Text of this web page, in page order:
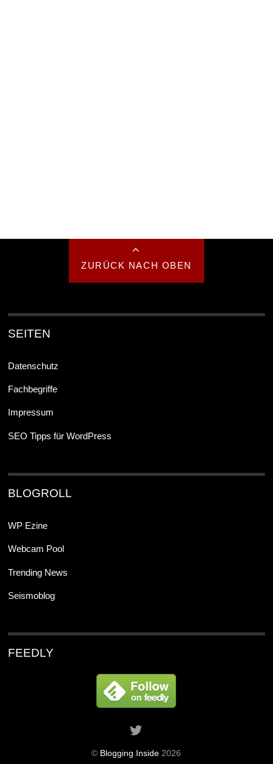
ZURÜCK NACH OBEN
SEITEN
Datenschutz
Fachbegriffe
Impressum
SEO Tipps für WordPress
BLOGROLL
WP Ezine
Webcam Pool
Trending News
Seismoblog
FEEDLY
© Blogging Inside 2026